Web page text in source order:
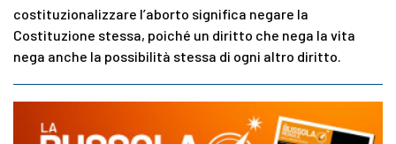
costituzionalizzare l’aborto significa negare la
Costituzione stessa, poiché un diritto che nega la vita
nega anche la possibilità stessa di ogni altro diritto.